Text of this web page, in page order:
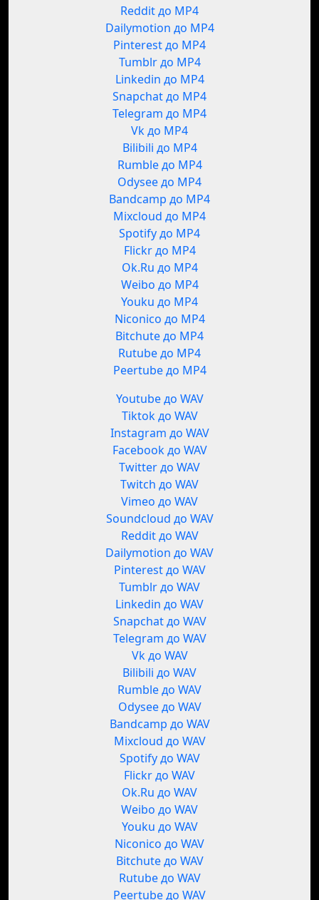
Reddit до MP4
Dailymotion до MP4
Pinterest до MP4
Tumblr до MP4
Linkedin до MP4
Snapchat до MP4
Telegram до MP4
Vk до MP4
Bilibili до MP4
Rumble до MP4
Odysee до MP4
Bandcamp до MP4
Mixcloud до MP4
Spotify до MP4
Flickr до MP4
Ok.Ru до MP4
Weibo до MP4
Youku до MP4
Niconico до MP4
Bitchute до MP4
Rutube до MP4
Peertube до MP4
Youtube до WAV
Tiktok до WAV
Instagram до WAV
Facebook до WAV
Twitter до WAV
Twitch до WAV
Vimeo до WAV
Soundcloud до WAV
Reddit до WAV
Dailymotion до WAV
Pinterest до WAV
Tumblr до WAV
Linkedin до WAV
Snapchat до WAV
Telegram до WAV
Vk до WAV
Bilibili до WAV
Rumble до WAV
Odysee до WAV
Bandcamp до WAV
Mixcloud до WAV
Spotify до WAV
Flickr до WAV
Ok.Ru до WAV
Weibo до WAV
Youku до WAV
Niconico до WAV
Bitchute до WAV
Rutube до WAV
Peertube до WAV